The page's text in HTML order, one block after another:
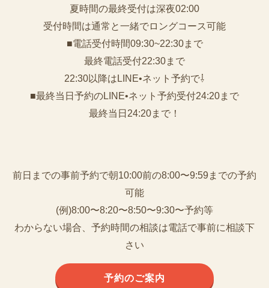
夏時間の最終受付は深夜02:00
受付時間は通常と一緒でロングコース可能
■電話受付時間09:30~22:30まで
️最終電話受付22:30まで
22:30以降はLINE•ネット予約で⇩
■最終当日予約のLINE•ネット予約受付24:20まで
最終当日24:20まで！
前日までの事前予約で朝10:00前の8:00〜9:59までの予約
可能
(例)8:00〜8:20〜8:50〜9:30〜予約等
わからない場合、予約時間の相談は電話で事前に相談下
さい
予約のご案内